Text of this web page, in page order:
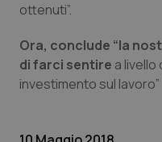
Quotidiano
ottenuti”.
Ora, conclude “la
di farci sentire a livello
investimento sul lavoro”